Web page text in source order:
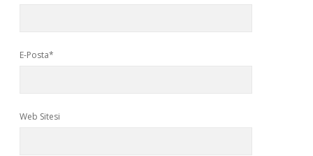
E-Posta*
Web Sitesi